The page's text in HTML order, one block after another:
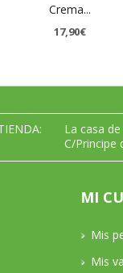
Crema...
17,90€
La casa
C/Principe
MI
Mis
Mis